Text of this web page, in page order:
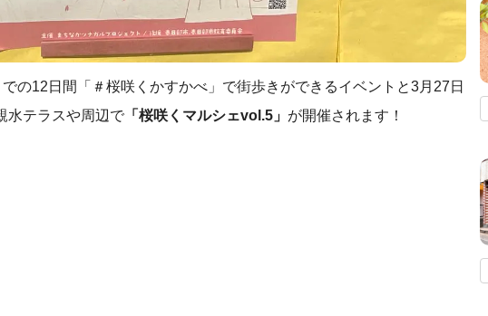
の12日間「＃桜咲くかすかべ」で街歩きができるイベントと3月27日
水テラスや周辺で 「桜咲くマルシェvol.5」 が開催されます！